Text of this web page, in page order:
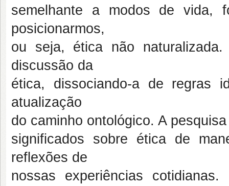
semelhante a modos de vida,
posicionarmos,
ou seja, ética não
discussão da
ética, dissociando-a de regras
atualização
do caminho ontológico. A
significados sobre ética de
reflexões de
nossas experiências